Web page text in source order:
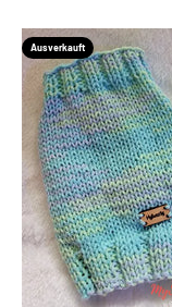
Ausverkauft